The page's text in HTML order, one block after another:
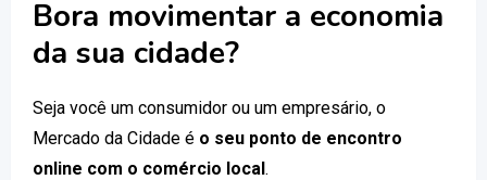
Bora movimentar a economia
da sua cidade?
Seja você um consumidor ou um empresário, o
Mercado da Cidade é o seu ponto de encontro
online com o comércio local.